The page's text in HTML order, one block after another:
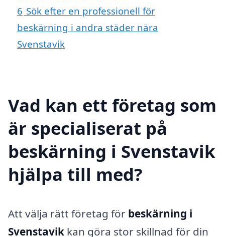
6 Sök efter en professionell för
beskärning i andra städer nära
Svenstavik
Vad kan ett företag som
är specialiserat på
beskärning i Svenstavik
hjälpa till med?
Att välja rätt företag för beskärning i
Svenstavik kan göra stor skillnad för din